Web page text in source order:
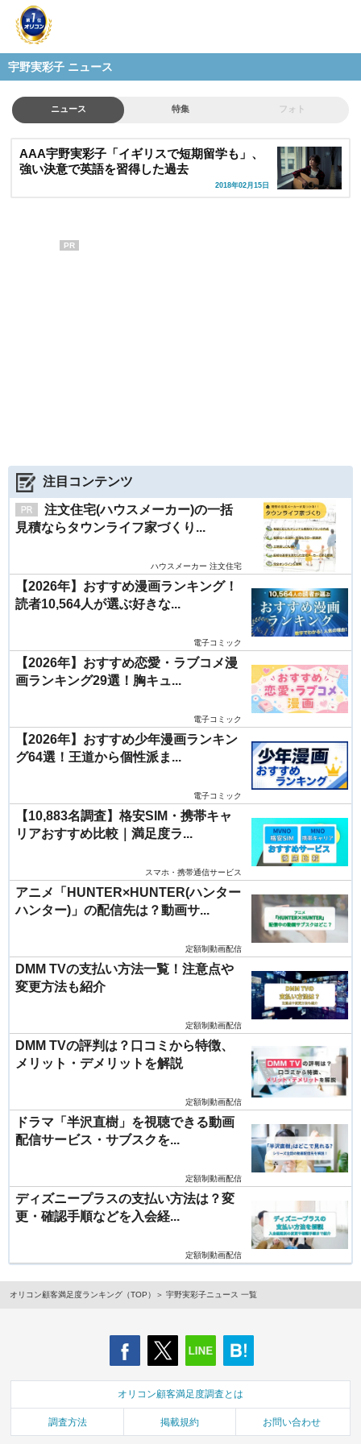
宇野実彩子 ニュース
ニュース 特集 フォト
AAA宇野実彩子「イギリスで短期留学も」、
強い決意で英語を習得した過去
2018年02月15日
PR
注目コンテンツ
注文住宅(ハウスメーカー)の一括
見積ならタウンライフ家づくり...
ハウスメーカー 注文住宅
【2026年】おすすめ漫画ランキング！
読者10,564人が選ぶ好きな...
電子コミック
【2026年】おすすめ恋愛・ラブコメ漫
画ランキング29選！胸キュ...
電子コミック
【2026年】おすすめ少年漫画ランキン
グ64選！王道から個性派ま...
電子コミック
【10,883名調査】格安SIM・携帯キャ
リアおすすめ比較｜満足度ラ...
スマホ・携帯通信サービス
アニメ「HUNTER×HUNTER(ハンター
ハンター)」の配信先は？動画サ...
定額制動画配信
DMM TVの支払い方法一覧！注意点や
変更方法も紹介
定額制動画配信
DMM TVの評判は？口コミから特徴、
メリット・デメリットを解説
定額制動画配信
ドラマ「半沢直樹」を視聴できる動画
配信サービス・サブスクを...
定額制動画配信
ディズニープラスの支払い方法は？変
更・確認手順などを入会経...
定額制動画配信
オリコン顧客満足度ランキング（TOP） 宇野実彩子ニュース 一覧
オリコン顧客満足度調査とは
調査方法 掲載規約 お問い合わせ